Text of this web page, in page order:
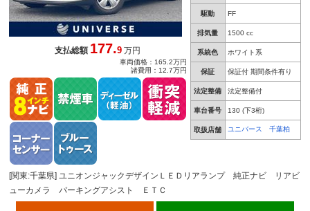
駆動 FF
排気量 1500 cc
系統色 ホワイト系
保証 保証付 期間条件有り
法定整備 法定整備付
車台番号 130 (下3桁)
取扱店舗 ユニバース 千葉柏
支払総額177.9 万円
車両価格：165.2万円
諸費用：12.7万円
[関東:千葉県] ユニオンジャックデザインＬＥＤリアランプ 純正ナビ リアビ
ューカメラ パーキングアシスト ＥＴＣ